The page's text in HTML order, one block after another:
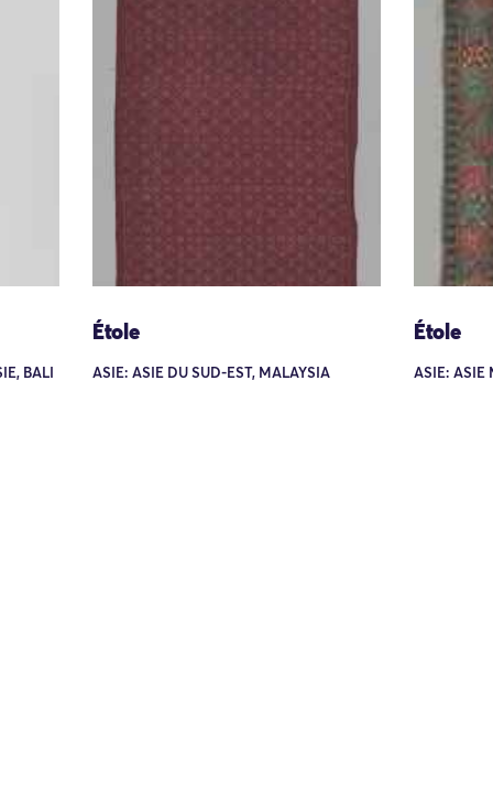
BALI
Étole
ASIE: ASIE DU SUD-EST, MALAYSIA
Étole
ASIE: ASIE